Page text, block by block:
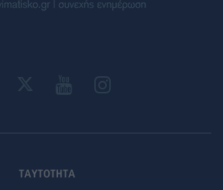
ΤΑΥΤΟΤΗΤΑ